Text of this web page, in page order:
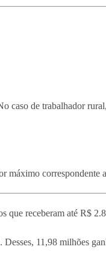
caso de trabalhador
máximo correspondente
que receberam até R$
11,98 milhões